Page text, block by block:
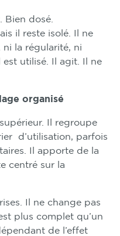
dosé.
il reste isolé. Il ne
la régularité, ni
est utilisé. Il agit. Il ne
organisé
Il regroupe
d’utilisation, parfois
Il apporte de la
centré sur la
Il ne change pas
plus complet qu’un
de l’effet